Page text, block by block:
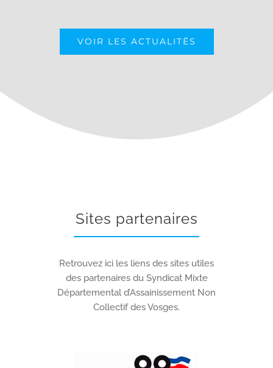
VOIR LES ACTUALITÉS
Sites partenaires
Retrouvez ici les liens des sites utiles
des partenaires du Syndicat Mixte
Départemental d’Assainissement Non
Collectif des Vosges.